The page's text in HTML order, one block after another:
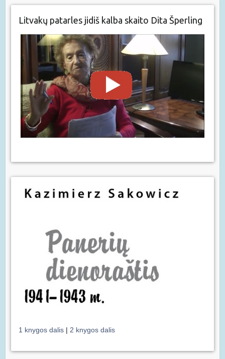
Litvakų patarles jidiš kalba skaito Dita Šperling
1 knygos dalis | 2 knygos dalis